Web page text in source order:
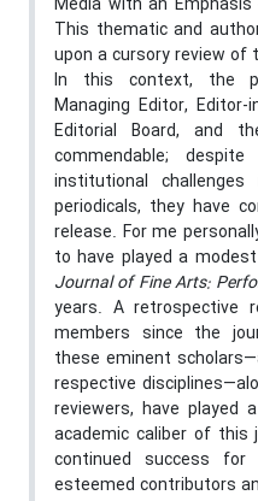
This thematic and
upon a cursory review
In this context, the
Managing Editor,
Editorial Board, and
commendable;
institutional
periodicals, they have
release. For me
to have played a
Journal of Fine Arts:
years. A retrospective
members since the
these eminent
respective
reviewers, have played
academic caliber of this
continued success
esteemed contributors